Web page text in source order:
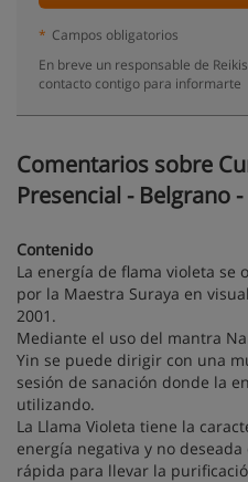
* Campos obligatorios
En breve un responsable de
contacto contigo para informarte
Comentarios sobre
Presencial - Belgrano
Contenido
La energía de flama violeta se
por la Maestra Suraya en
2001.
Mediante el uso del mantra
Yin se puede dirigir con una
sesión de sanación donde la
utilizando.
La Llama Violeta tiene la
energía negativa y no
rápida para llevar la